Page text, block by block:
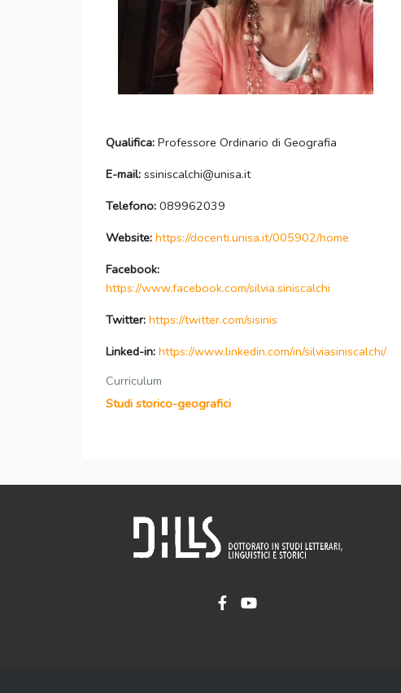
Qualifica: Professore Ordinario di Geografia
E-mail: ssiniscalchi@unisa.it
Telefono: 089962039
Website: https://docenti.unisa.it/005902/home
Facebook:
https://www.facebook.com/silvia.siniscalchi
Twitter: https://twitter.com/sisinis
Linked-in: https://www.linkedin.com/in/silviasiniscalchi/
Curriculum
Studi storico-geografici